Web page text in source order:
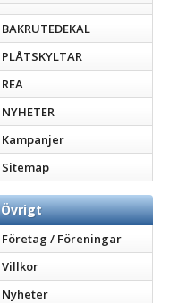
BAKRUTEDEKAL
PLÅTSKYLTAR
REA
NYHETER
Kampanjer
Sitemap
Övrigt
Företag / Föreningar
Villkor
Nyheter